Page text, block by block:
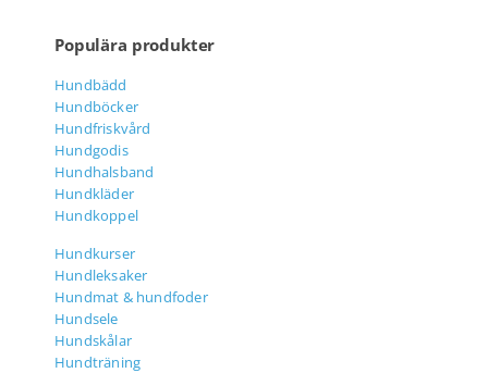
Populära produkter
Hundbädd
Hundböcker
Hundfriskvård
Hundgodis
Hundhalsband
Hundkläder
Hundkoppel
Hundkurser
Hundleksaker
Hundmat & hundfoder
Hundsele
Hundskålar
Hundträning